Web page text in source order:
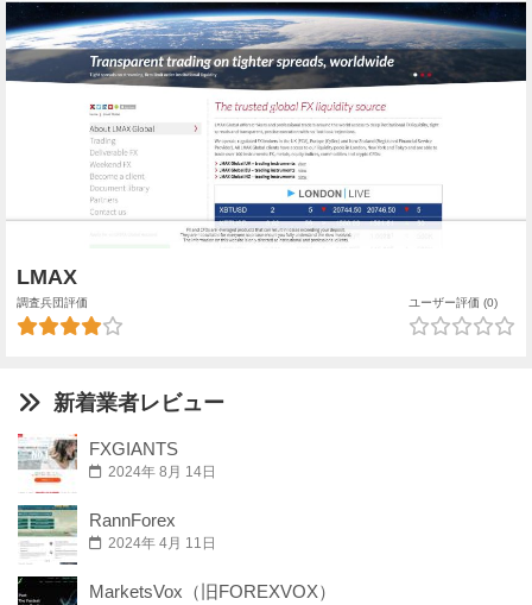
LMAX
調査兵団評価 ユーザー評価 (0)
新着業者レビュー
FXGIANTS
2024年 8月 14日
RannForex
2024年 4月 11日
MarketsVox（旧FOREXVOX）